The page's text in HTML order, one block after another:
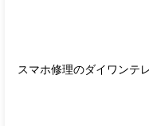
スマホ修理のダイワンテ